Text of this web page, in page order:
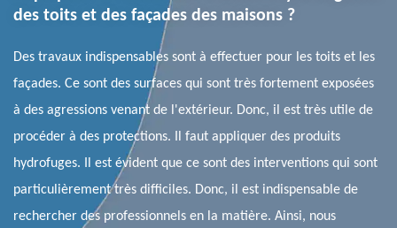
des toits et des façades des maisons ?
Des travaux indispensables sont à effectuer pour les toits et les
façades. Ce sont des surfaces qui sont très fortement exposées
à des agressions venant de l'extérieur. Donc, il est très utile de
procéder à des protections. Il faut appliquer des produits
hydrofuges. Il est évident que ce sont des interventions qui sont
particulièrement très difficiles. Donc, il est indispensable de
rechercher des professionnels en la matière. Ainsi, nous